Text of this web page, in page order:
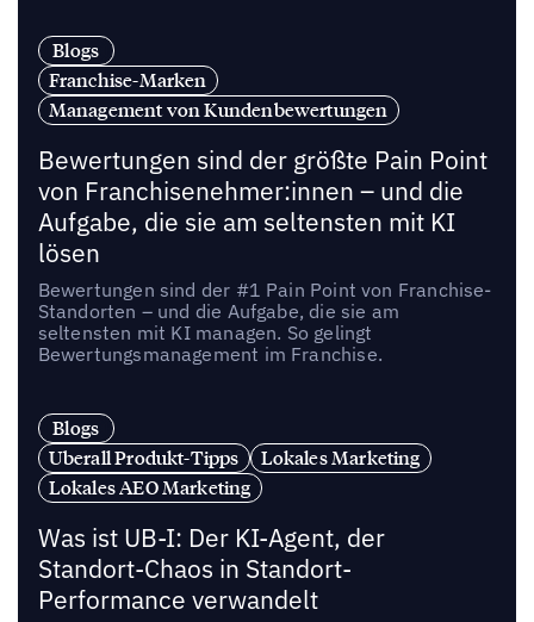
Blogs
Franchise-Marken
Management von Kundenbewertungen
Bewertungen sind der größte Pain Point
von Franchisenehmer:innen – und die
Aufgabe, die sie am seltensten mit KI
lösen
Bewertungen sind der #1 Pain Point von Franchise-
Standorten – und die Aufgabe, die sie am
seltensten mit KI managen. So gelingt
Bewertungsmanagement im Franchise.
Blogs
Uberall Produkt-Tipps
Lokales Marketing
Lokales AEO Marketing
Was ist UB-I: Der KI-Agent, der
Standort-Chaos in Standort-
Performance verwandelt